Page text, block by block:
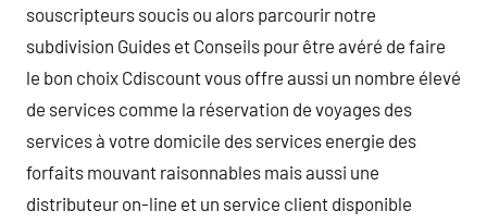
souscripteurs soucis ou alors parcourir notre
subdivision Guides et Conseils pour être avéré de faire
le bon choix Cdiscount vous offre aussi un nombre élevé
de services comme la réservation de voyages des
services à votre domicile des services energie des
forfaits mouvant raisonnables mais aussi une
distributeur on-line et un service client disponible